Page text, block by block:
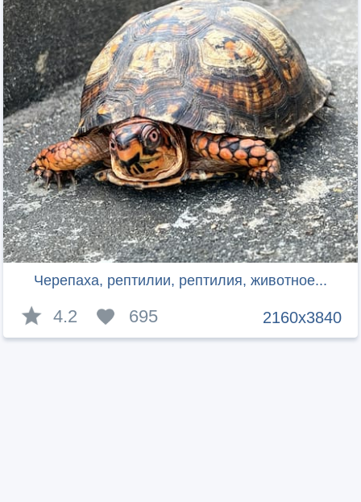
Черепаха, рептилии, рептилия, животное...
2160x3840
4.2 695